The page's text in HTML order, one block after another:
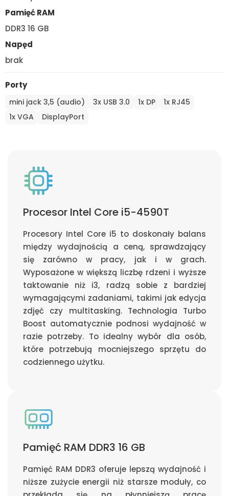
Pamięć RAM
DDR3 16 GB
Napęd
brak
Porty
mini jack 3,5 (audio) 3x USB 3.0 1x DP
1x RJ45
1x VGA
DisplayPort
Procesor Intel Core i5-4590T
Procesory Intel Core i5 to doskonały balans
między wydajnością a ceną, sprawdzający
się zarówno w pracy, jak i w grach.
Wyposażone w większą liczbę rdzeni i wyższe
taktowanie niż i3, radzą sobie z bardziej
wymagającymi zadaniami, takimi jak edycja
zdjęć czy multitasking. Technologia Turbo
Boost automatycznie podnosi wydajność w
razie potrzeby. To idealny wybór dla osób,
które potrzebują mocniejszego sprzętu do
codziennego użytku.
Pamięć RAM DDR3 16 GB
Pamięć RAM DDR3 oferuje lepszą wydajność i
niższe zużycie energii niż starsze moduły, co